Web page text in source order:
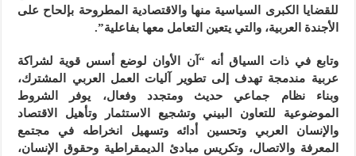
للقضايا الكبرى السياسية منها والاقتصادية المطروحة بإلحاح على
الأجندة العربية، والتي يتعين التعامل معها بفاعلية”.
وتابع في ذات السياق أنه “آن الأوان لوضع أسس قوية لشراكة
عربية مندمجة تهدف إلى تطوير آليات العمل العربي المشترك،
وبناء نظام جماعي حديث ومتجدد وفعال، يوفر الشروط
الموضوعية للتعاون البيني وتشجيع الاستثمار وتأهيل الاقتصاد
والإنسان العربي وتحسين أدائه وتسهيل انخراطه في مجتمع
المعرفة والاتصال، وتكريس مبادئ الديمقراطية وحقوق الإنسان،